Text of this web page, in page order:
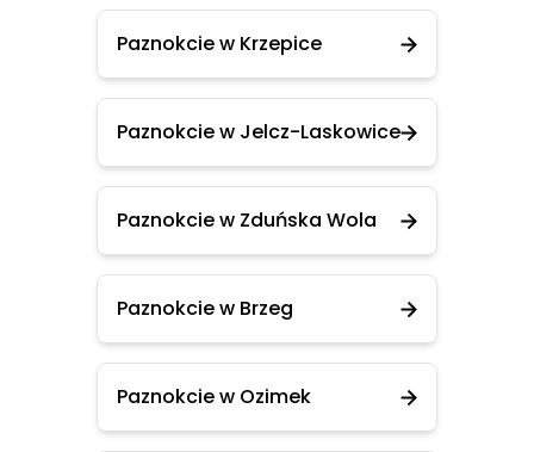
Paznokcie w Krzepice
Paznokcie w Jelcz-Laskowice
Paznokcie w Zduńska Wola
Paznokcie w Brzeg
Paznokcie w Ozimek